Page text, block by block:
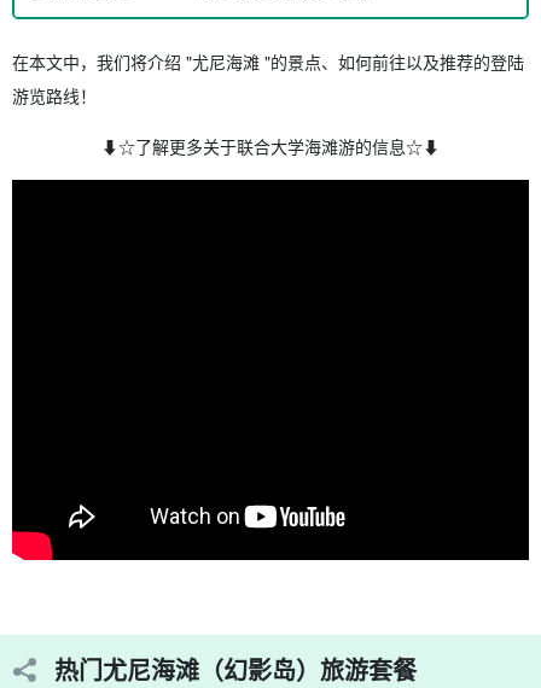
在本文中，我们将介绍 "尤尼海滩 "的景点、如何前往以及推荐的登陆
游览路线！
⬇︎☆了解更多关于联合大学海滩游的信息☆⬇︎
热门尤尼海滩（幻影岛）旅游套餐